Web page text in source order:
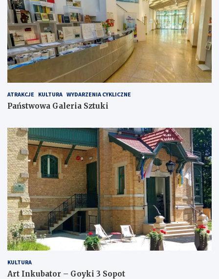
ATRAKCJE KULTURA WYDARZENIA CYKLICZNE
Państwowa Galeria Sztuki
KULTURA
Art Inkubator – Goyki 3 Sopot